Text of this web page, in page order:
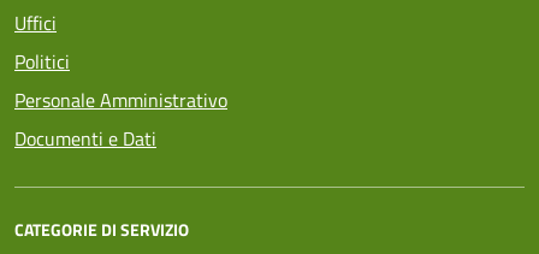
Uffici
Politici
Personale Amministrativo
Documenti e Dati
CATEGORIE DI SERVIZIO